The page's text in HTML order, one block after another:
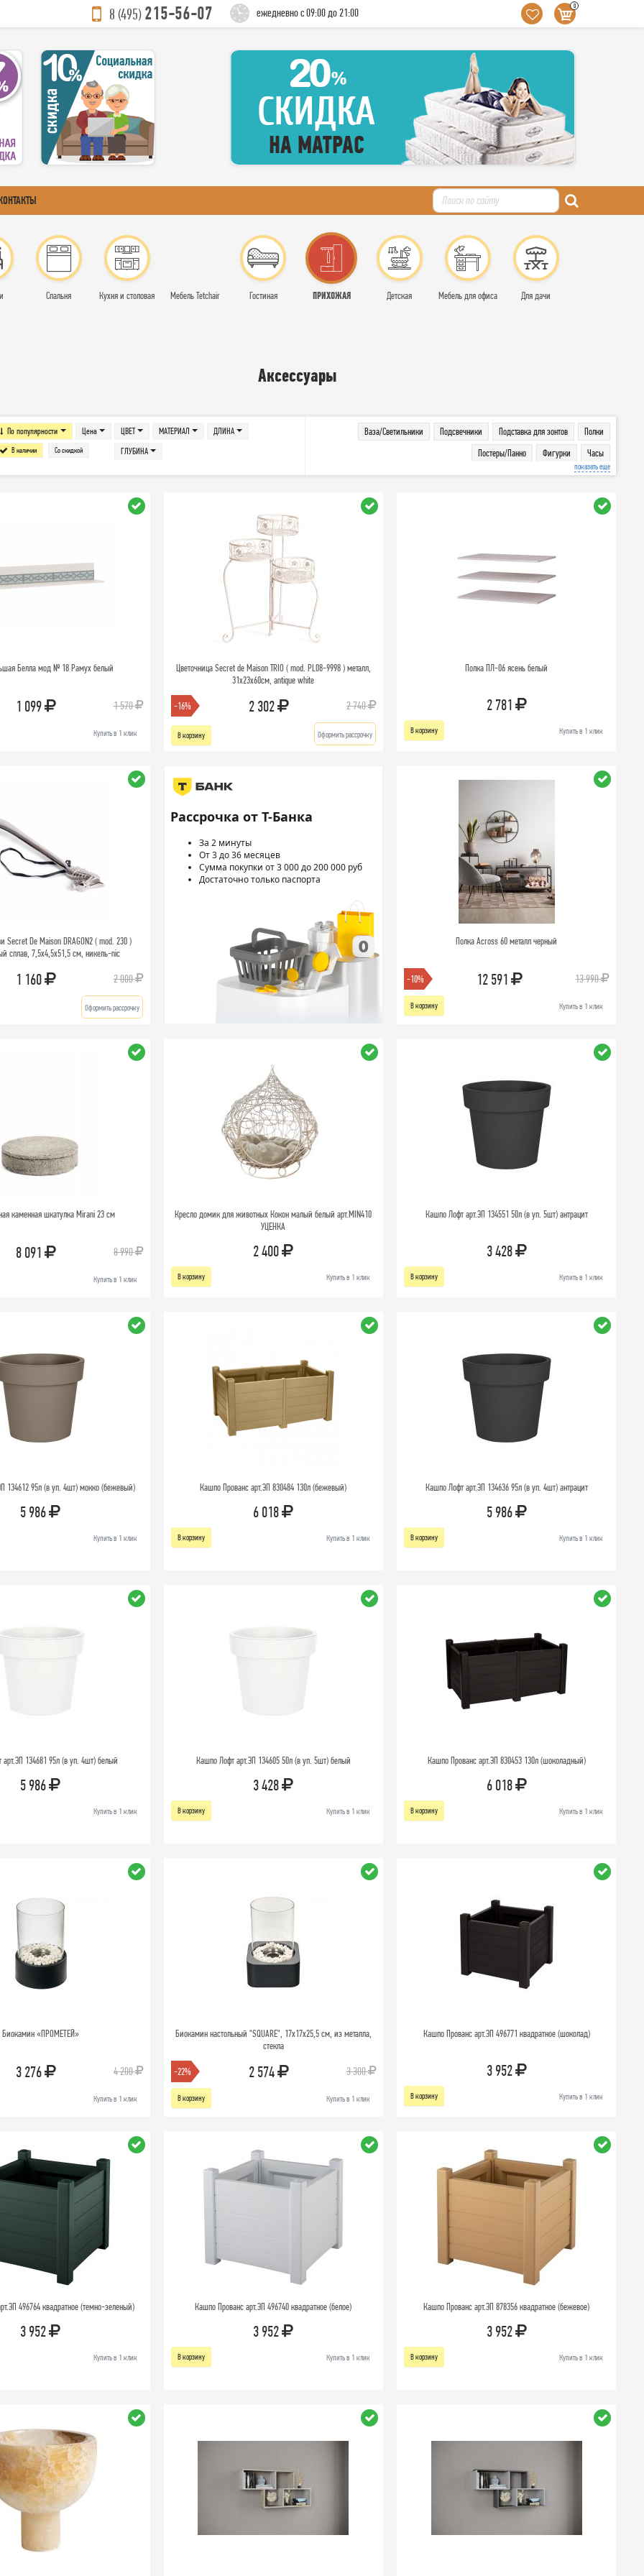
8 (495)215-56-07 ежедневно с 09:00 до 21:00
0
Спальня Кухня и столовая Мебель Tetchair Гостиная ПРИХОЖАЯ Детская Мебель для офиса Для дачи
Аксессуары
По популярности Цена
В наличии Со скидкой
ЦВЕТ МАТЕРИАЛ
ДЛИНА
ГЛУБИНА
Ваза/Светильники Подсвечники Подставка для зонтов
Полки
Постеры/Панно
Фигурки Часы
показать еще
Белла мод № 18 Рамух белый
1 099 1 570
Купить в 1 клик
Цветочница Secret de Maison TRIO ( mod. PL08-9998 ) металл,
31х23х60см, antique white
-16% 2 302 2 740
В корзину Оформить рассрочку
Полка ПЛ-06 ясень белый
2 781
В корзину Купить в 1 клик
Secret De Maison DRAGON2 ( mod. 230 )
сплав, 7,5x4,5x51,5 см, никель-nic
1 160 2 000
Оформить рассрочку
Рассрочка от Т-Банка
За 2 минуты
От 3 до 36 месяцев
Сумма покупки от 3 000 до 200 000 руб
Достаточно только паспорта
Полка Across 60 металл черный
-10% 12 591 13 990
В корзину Купить в 1 клик
каменная шкатулка Mirani 23 см
8 091 8 990
Купить в 1 клик
Кресло домик для животных Кокон малый белый арт.MIN410
УЦЕНКА
2 400
В корзину Купить в 1 клик
Кашпо Лофт арт.ЭП 134551 50л (в уп. 5шт) антрацит
3 428
В корзину Купить в 1 клик
134612 95л (в уп. 4шт) мокко (бежевый)
5 986
Купить в 1 клик
Кашпо Прованс арт.ЭП 830484 130л (бежевый)
6 018
В корзину Купить в 1 клик
Кашпо Лофт арт.ЭП 134636 95л (в уп. 4шт) антрацит
5 986
В корзину Купить в 1 клик
134681 95л (в уп. 4шт) белый
5 986
Купить в 1 клик
Кашпо Лофт арт.ЭП 134605 50л (в уп. 5шт) белый
3 428
В корзину Купить в 1 клик
Кашпо Прованс арт.ЭП 830453 130л (шоколадный)
6 018
В корзину Купить в 1 клик
Биокамин «ПРОМЕТЕЙ»
3 276 4 200
Купить в 1 клик
Биокамин настольный "SQUARE", 17x17x25,5 см, из металла,
стекла
-22% 2 574 3 300
В корзину Купить в 1 клик
Кашпо Прованс арт.ЭП 496771 квадратное (шоколад)
3 952
В корзину Купить в 1 клик
496764 квадратное (темно-зеленый)
3 952
Купить в 1 клик
Кашпо Прованс арт.ЭП 496740 квадратное (белое)
3 952
В корзину Купить в 1 клик
Кашпо Прованс арт.ЭП 878356 квадратное (бежевое)
3 952
В корзину Купить в 1 клик